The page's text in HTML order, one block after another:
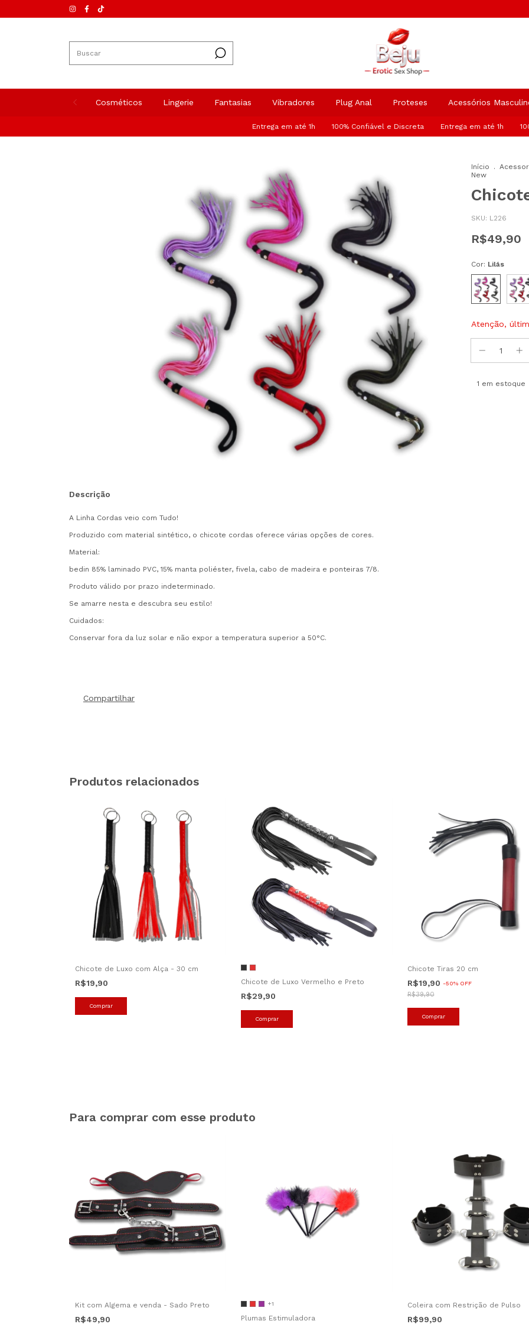
Cosméticos Lingerie Fantasias Vibradores Plug Anal Proteses Acessórios
Entrega em até 1h 100% Confiável e Discreta Entrega em até 1h 100%
Início .
New
SKU: L226
R$49,90
Cor: Lilás
Atenção,
1 em estoque
Descrição
A Linha Cordas veio com Tudo!
Produzido com material sintético, o chicote cordas oferece várias opções de cores.
Material:
bedin 85% laminado PVC, 15% manta poliéster, fivela, cabo de madeira e ponteiras 7/8.
Produto válido por prazo indeterminado.
Se amarre nesta e descubra seu estilo!
Cuidados:
Conservar fora da luz solar e não expor a temperatura superior a 50°C.
Compartilhar
Produtos relacionados
Chicote de Luxo com Alça - 30 cm
R$19,90
Comprar
Chicote de Luxo Vermelho e Preto
R$29,90
Comprar
Chicote Tiras 20 cm
R$19,90 -50% OFF
R$39,90
Comprar
Para comprar com esse produto
Kit com Algema e venda - Sado Preto
R$49,90
+1
Plumas Estimuladora
Coleira com Restrição de Pulso
R$99,90